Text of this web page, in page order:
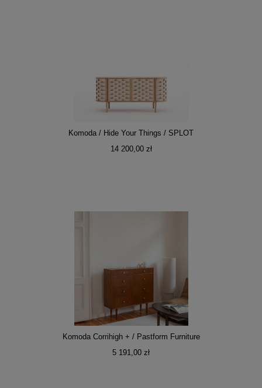
Komoda / Hide Your Things / SPLOT
14 200,00 zł
Komoda Corrihigh + / Pastform Furniture
5 191,00 zł